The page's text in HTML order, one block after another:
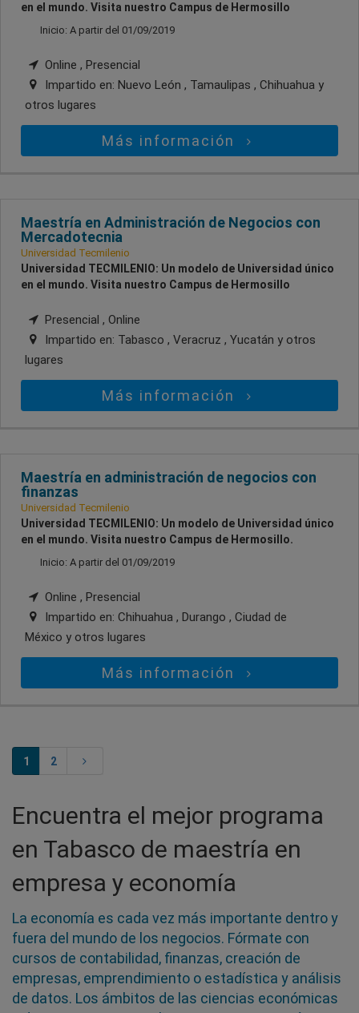
en el mundo. Visita nuestro Campus de Hermosillo
Inicio: A partir del 01/09/2019
Online , Presencial
Impartido en: Nuevo León , Tamaulipas , Chihuahua y
otros lugares
Más información
Maestría en Administración de Negocios con
Mercadotecnia
Universidad Tecmilenio
Universidad TECMILENIO: Un modelo de Universidad único
en el mundo. Visita nuestro Campus de Hermosillo
Presencial , Online
Impartido en: Tabasco , Veracruz , Yucatán y otros
lugares
Más información
Maestría en administración de negocios con
finanzas
Universidad Tecmilenio
Universidad TECMILENIO: Un modelo de Universidad único
en el mundo. Visita nuestro Campus de Hermosillo.
Inicio: A partir del 01/09/2019
Online , Presencial
Impartido en: Chihuahua , Durango , Ciudad de
México y otros lugares
Más información
1 2
Encuentra el mejor programa
en Tabasco de maestría en
empresa y economía
La economía es cada vez más importante dentro y
fuera del mundo de los negocios. Fórmate con
cursos de contabilidad, finanzas, creación de
empresas, emprendimiento o estadística y análisis
de datos. Los ámbitos de las ciencias económicas